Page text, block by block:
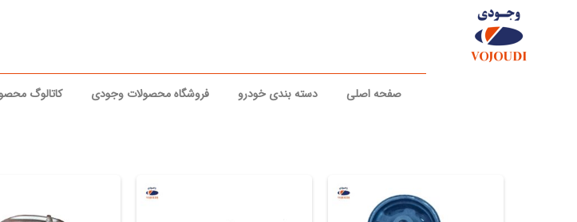
صفحه اصلی دسته بندی خودرو فروشگاه محصولات وجودی کاتالوگ